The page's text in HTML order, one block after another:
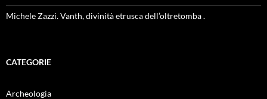
Michele Zazzi. Vanth, divinità etrusca dell’oltretomba .
CATEGORIE
Archeologia